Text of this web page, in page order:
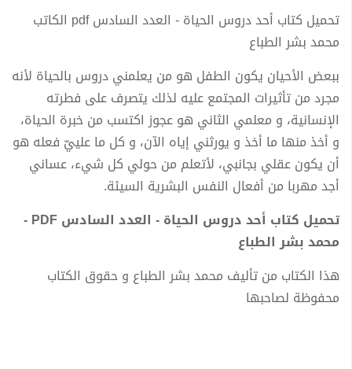
تحميل كتاب أحد دروس الحياة - العدد السادس pdf الكاتب
محمد بشر الطباع
ببعض الأحيان يكون الطفل هو من يعلمني دروس بالحياة لأنه
مجرد من تأثيرات المجتمع عليه لذلك يتصرف على فطرته
الإنسانية، و معلمي الثاني هو عجوز اكتسب من خبرة الحياة،
و أخذ منها ما أخذ و يورثني إياه الآن، و كل ما علييّ فعله هو
أن يكون عقلي بجانبي، لأتعلم من حولي كل شيء، عساني
أجد مهربا من أفعال النفس البشرية السيئة.
تحميل كتاب أحد دروس الحياة - العدد السادس PDF -
محمد بشر الطباع
هذا الكتاب من تأليف محمد بشر الطباع و حقوق الكتاب
محفوظة لصاحبها